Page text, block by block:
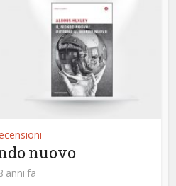
nuovo
anni fa